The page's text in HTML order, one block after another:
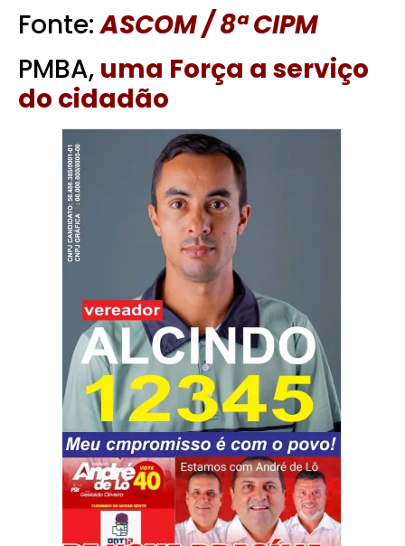
Fonte:ASCOM / 8ª CIPM
PMBA, uma Força a serviço
do cidadão